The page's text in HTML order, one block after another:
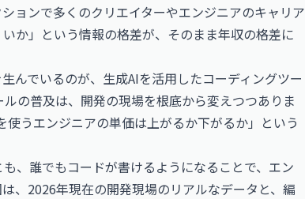
ョンで多くのクリエイターやエンジニアのキャリア
か」という情報の格差が、そのまま年収の格差に
んでいるのが、生成AIを活用したコーディングツー
の普及は、開発の現場を根底から変えつつありま
使うエンジニアの単価は上がるか下がるか」という
、誰でもコードが書けるようになることで、エン
、2026年現在の開発現場のリアルなデータと、編